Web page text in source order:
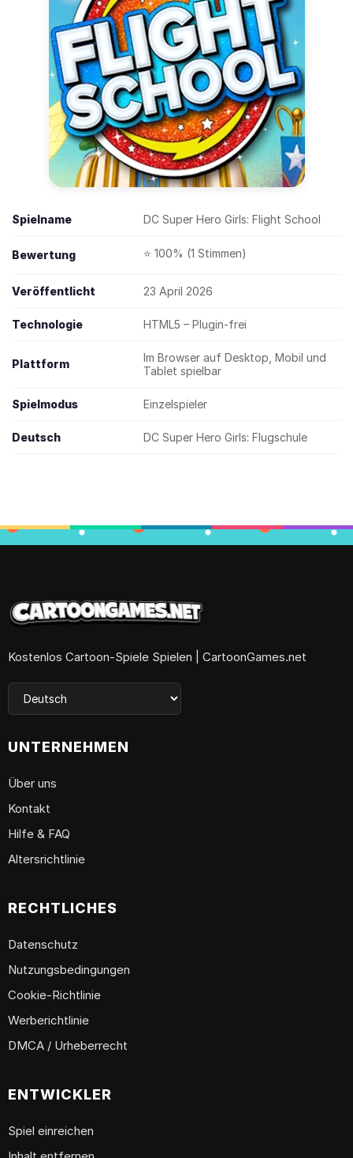
Spielname DC Super Hero Girls: Flight School
Bewertung ⭐ 100% (1 Stimmen)
Veröffentlicht 23 April 2026
Technologie HTML5 – Plugin-frei
Plattform
Im Browser auf Desktop, Mobil und
Tablet spielbar
Spielmodus Einzelspieler
Deutsch DC Super Hero Girls: Flugschule
Kostenlos Cartoon-Spiele Spielen | CartoonGames.net
UNTERNEHMEN
Über uns
Kontakt
Hilfe & FAQ
Altersrichtlinie
RECHTLICHES
Datenschutz
Nutzungsbedingungen
Cookie-Richtlinie
Werberichtlinie
DMCA / Urheberrecht
ENTWICKLER
Spiel einreichen